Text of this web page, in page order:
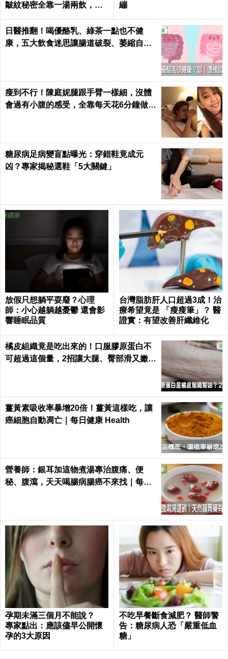
皺紋秘密全靠一湯兩飲，熬
日健康 Health
繃
日醫推翻！喝優酪乳、綠茶一點也不健
康，五大飲食迷思讓腸道破裂、萎縮自盡
瘦到不行！陳庭妮腿跟手臂一樣細，沒體
會過有小腹的感受，全靠每天花6分鐘做這
糖尿病足病變盲點曝光：穿錯鞋竟成元
凶？專家揭秘選鞋「5大關鍵」
放假只想躺平耍廢？心理
師：小心越躺越憂鬱 還會影
響睡眠品質
台灣脂肪肝人口超過3成！治
療希望竟是 「瘦瘦筆」？ 醫
證實：有望改善肝纖維化
橘皮組織竟是吃出來的！口服膠原蛋白不
可超過這個量，2招讓大腿、臀部滑又嫩｜
薑黃素吸收率暴增20倍！薑黃這樣吃，讓
癌細胞自動凋亡｜每日健康 Health
營養師：銀耳加這物煮湯專治腹痛、便
秘、腹瀉，天天喝腸病腸癌不來找｜每日
孕期未滿三個月不能說？
專家點出：應該儘早公開懷
孕的3大原因
不吃早餐斷食減肥？ 醫師警
告：糖尿病人恐「嚴重低血
糖」